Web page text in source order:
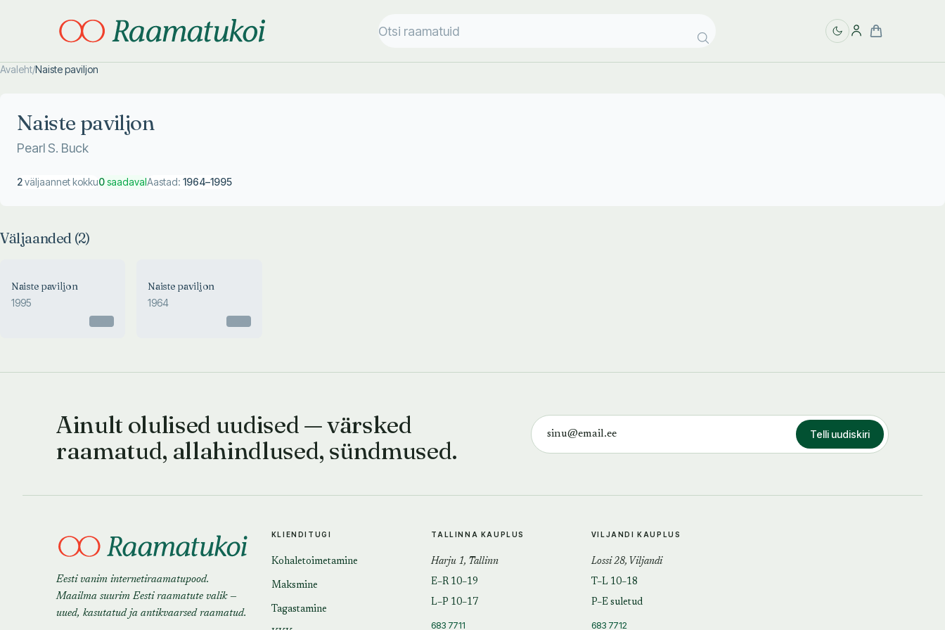
Avaleht/Naiste paviljon
Naiste paviljon
Pearl S. Buck
2väljaannet kokku0saadavalAastad: 1964–1995
Väljaanded (2)
Naiste paviljon
1995
Naiste paviljon
1964
Ainult olulised uudised — värsked
raamatud, allahindlused, sündmused.
Telli uudiskiri
Eesti vanim internetiraamatupood.
Maailma suurim Eesti raamatute valik —
uued, kasutatud ja antikvaarsed raamatud.
KLIENDITUGI
Kohaletoimetamine
Maksmine
Tagastamine
TALLINNA KAUPLUS
Harju 1, Tallinn
E–R 10–19
L–P 10–17
683 7711
VILJANDI KAUPLUS
Lossi 28, Viljandi
T–L 10–18
P–E suletud
683 7712